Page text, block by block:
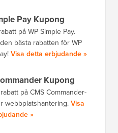
Pay Kupong
på WP Simple Pay.
bästa rabatten för WP
Visa detta erbjudande »
Kupong
på CMS Commander-
webbplatshantering.Visa
»